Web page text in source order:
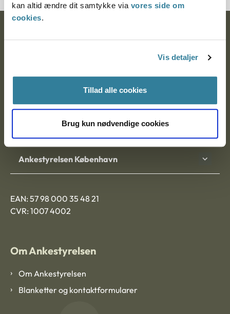
kan altid ændre dit samtykke via vores side om
cookies.
Vis detaljer
Tillad alle cookies
Brug kun nødvendige cookies
Nytorv 7, 2. sal
Ankestyrelsen Aalborg
Ankestyrelsen København
EAN: 57 98 000 35 48 21
CVR: 1007 4002
Om Ankestyrelsen
Om Ankestyrelsen
Blanketter og kontaktformularer